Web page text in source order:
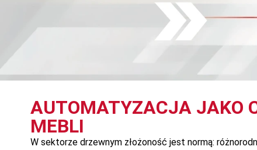
AUTOMATYZACJA JAKO
MEBLI
W sektorze drzewnym złożoność jest normą: